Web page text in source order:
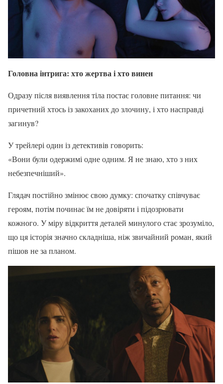
Головна інтрига: хто жертва і хто винен
Одразу після виявлення тіла постає головне питання: чи
причетний хтось із закоханих до злочину, і хто насправді
загинув?
У трейлері один із детективів говорить:
«Вони були одержимі одне одним. Я не знаю, хто з них
небезпечніший».
Глядач постійно змінює свою думку: спочатку співчуває
героям, потім починає їм не довіряти і підозрювати
кожного. У міру відкриття деталей минулого стає зрозуміло,
що ця історія значно складніша, ніж звичайний роман, який
пішов не за планом.